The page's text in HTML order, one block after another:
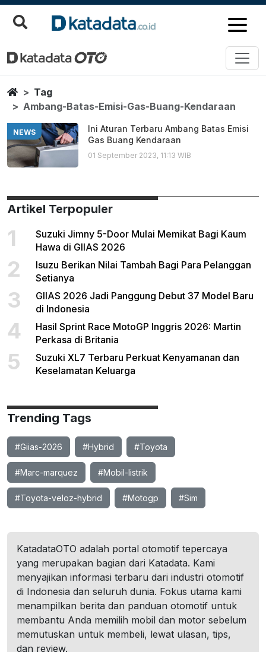
Ambang Batas Emisi Gas
Berita Terbaru
HomeTag
Ambang-Batas-Emisi-Gas-Buang-Kendaraan
NEWS
Ini Aturan Terbaru Ambang Batas Emisi
Gas Buang Kendaraan
01 September 2023, 11:13 WIB
Artikel Terpopuler
1
Suzuki Jimny 5-Door Mulai Memikat Bagi Kaum
Hawa di GIIAS 2026
2
Isuzu Berikan Nilai Tambah Bagi Para Pelanggan
Setianya
3
GIIAS 2026 Jadi Panggung Debut 37 Model Baru
di Indonesia
4
Hasil Sprint Race MotoGP Inggris 2026: Martin
Perkasa di Britania
5
Suzuki XL7 Terbaru Perkuat Kenyamanan dan
Keselamatan Keluarga
Trending Tags
#Giias-2026 #Hybrid #Toyota
#Marc-marquez #Mobil-listrik
#Toyota-veloz-hybrid #Motogp #Sim
KatadataOTO adalah portal otomotif tepercaya
yang merupakan bagian dari Katadata. Kami
menyajikan informasi terbaru dari industri otomotif
di Indonesia dan seluruh dunia. Fokus utama kami
menampilkan berita dan panduan otomotif untuk
membantu Anda memilih mobil dan motor sebelum
memutuskan untuk membeli, lewat ulasan, tips,
dan review.